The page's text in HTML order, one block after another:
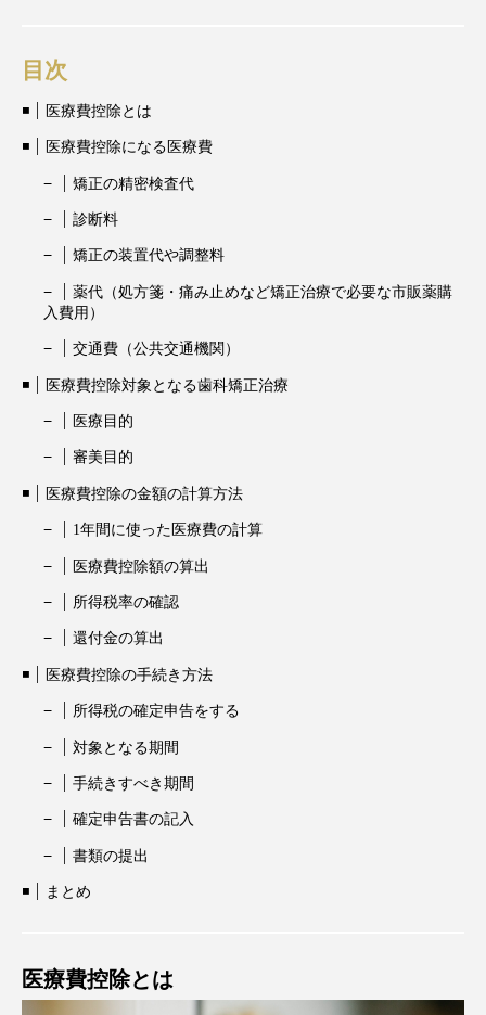
目次
医療費控除とは
医療費控除になる医療費
矯正の精密検査代
診断料
矯正の装置代や調整料
薬代（処方箋・痛み止めなど矯正治療で必要な市販薬購
入費用）
交通費（公共交通機関）
医療費控除対象となる歯科矯正治療
医療目的
審美目的
医療費控除の金額の計算方法
1年間に使った医療費の計算
医療費控除額の算出
所得税率の確認
還付金の算出
医療費控除の手続き方法
所得税の確定申告をする
対象となる期間
手続きすべき期間
確定申告書の記入
書類の提出
まとめ
医療費控除とは